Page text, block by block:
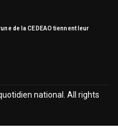
de la CEDEAO tiennent leur
national. All rights